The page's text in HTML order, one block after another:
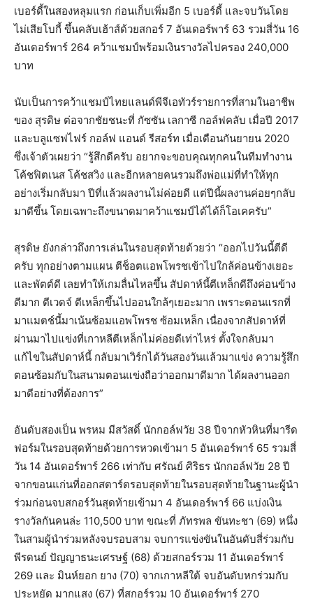
เบอร์ดี้ในสองหลุมแรก ก่อนเก็บเพิ่มอีก 5 เบอร์ดี้ และจบวันโดย
ไม่เสียโบกี้ ขึ้นคลับเฮ้าส์ด้วยสกอร์ 7 อันเดอร์พาร์ 63 รวมสี่วัน 16
อันเดอร์พาร์ 264 คว้าแชมป์พร้อมเงินรางวัลไปครอง 240,000
บาท
นับเป็นการคว้าแชมป์ไทยแลนด์พีจีเอทัวร์รายการที่สามในอาชีพ
ของ สุรดิษ ต่อจากชัยชนะที่ กัซซัน เลกาซี กอล์ฟคลับ เมื่อปี 2017
และบลูแซฟไฟร์ กอล์ฟ แอนด์ รีสอร์ท เมื่อเดือนกันยายน 2020
ซึ่งเจ้าตัวเผยว่า “รู้สึกดีครับ อยากจะขอบคุณทุกคนในทีมทำงาน
โค้ชฟิตเนส โค้ชสวิง และอีกหลายคนรวมถึงพ่อแม่ที่ทำให้ทุก
อย่างเริ่มกลับมา ปีที่แล้วผลงานไม่ค่อยดี แต่ปีนี้ผลงานค่อยๆกลับ
มาดีขึ้น โดยเฉพาะถึงขนาดมาคว้าแชมป์ได้ได้ก็โอเคครับ”
สุรดิษ ยังกล่าวถึงการเล่นในรอบสุดท้ายด้วยว่า “ออกไปวันนี้ตีดี
ครับ ทุกอย่างตามแผน ตีช็อตแอพโพรชเข้าไปใกล้ค่อนข้างเยอะ
และพัตต์ดี เลยทำให้เกมลื่นไหลขึ้น สัปดาห์นี้ตีเหล็กดีถึงค่อนข้าง
ดีมาก ตีเวดจ์ ตีเหล็กขึ้นไปออนใกล้ๆเยอะมาก เพราะตอนแรกที่
มาแมตช์นี้มาเน้นซ้อมแอพโพรช ซ้อมเหล็ก เนื่องจากสัปดาห์ที่
ผ่านมาไปแข่งที่เกาหลีตีเหล็กไม่ค่อยดีเท่าไหร่ ตั้งใจกลับมา
แก้ไขในสัปดาห์นี้ กลับมาเวิร์กได้วันสองวันแล้วมาแข่ง ความรู้สึก
ตอนซ้อมกับในสนามตอนแข่งถือว่าออกมาดีมาก ได้ผลงานออก
มาดีอย่างที่ต้องการ”
อันดับสองเป็น พรหม มีสวัสดิ์ นักกอล์ฟวัย 38 ปีจากหัวหินที่มารีด
ฟอร์มในรอบสุดท้ายด้วยการหวดเข้ามา 5 อันเดอร์พาร์ 65 รวมสี่
วัน 14 อันเดอร์พาร์ 266 เท่ากับ ศรัณย์ ศิริธร นักกอล์ฟวัย 28 ปี
จากขอนแก่นที่ออกสตาร์ตรอบสุดท้ายในรอบสุดท้ายในฐานะผู้นำ
ร่วมก่อนจบสกอร์วันสุดท้ายเข้ามา 4 อันเดอร์พาร์ 66 แบ่งเงิน
รางวัลกันคนล่ะ 110,500 บาท ขณะที่ ภัทรพล ขันทะชา (69) หนึ่ง
ในสามผู้นำร่วมหลังจบรอบสาม จบการแข่งขันในอันดับสี่ร่วมกับ
พีรดนย์ ปัญญาธนะเศรษฐ์ (68) ด้วยสกอร์รวม 11 อันเดอร์พาร์
269 และ มินห์ยอก ยาง (70) จากเกาหลีใต้ จบอันดับหกร่วมกับ
ประหยัด มากแสง (67) ที่สกอร์รวม 10 อันเดอร์พาร์ 270